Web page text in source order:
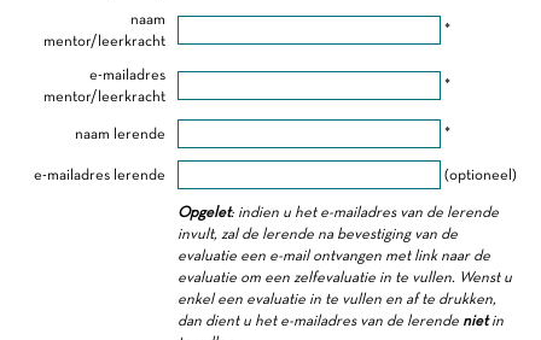
naam
mentor/leerkracht
*
e-mailadres
mentor/leerkracht
*
naam lerende *
e-mailadres lerende (optioneel)
Opgelet: indien u het e-mailadres van de lerende
invult, zal de lerende na bevestiging van de
evaluatie een e-mail ontvangen met link naar de
evaluatie om een zelfevaluatie in te vullen. Wenst u
enkel een evaluatie in te vullen en af te drukken,
dan dient u het e-mailadres van de lerende nietin